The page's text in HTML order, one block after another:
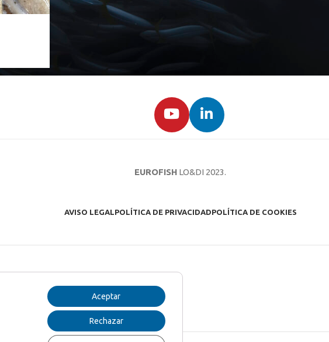
EUROFISH LO&DI 2023.
AVISO LEGAL POLÍTICA DE PRIVACIDADPOLÍTICA DE COOKIES
Aceptar
Rechazar